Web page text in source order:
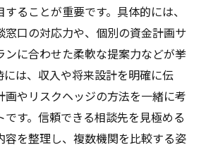
ることが重要です。具体的には、
窓口の対応力や、個別の資金計画サ
ンに合わせた柔軟な提案力などが挙
には、収入や将来設計を明確に伝
画やリスクヘッジの方法を一緒に考
です。信頼できる相談先を見極める
容を整理し、複数機関を比較する姿